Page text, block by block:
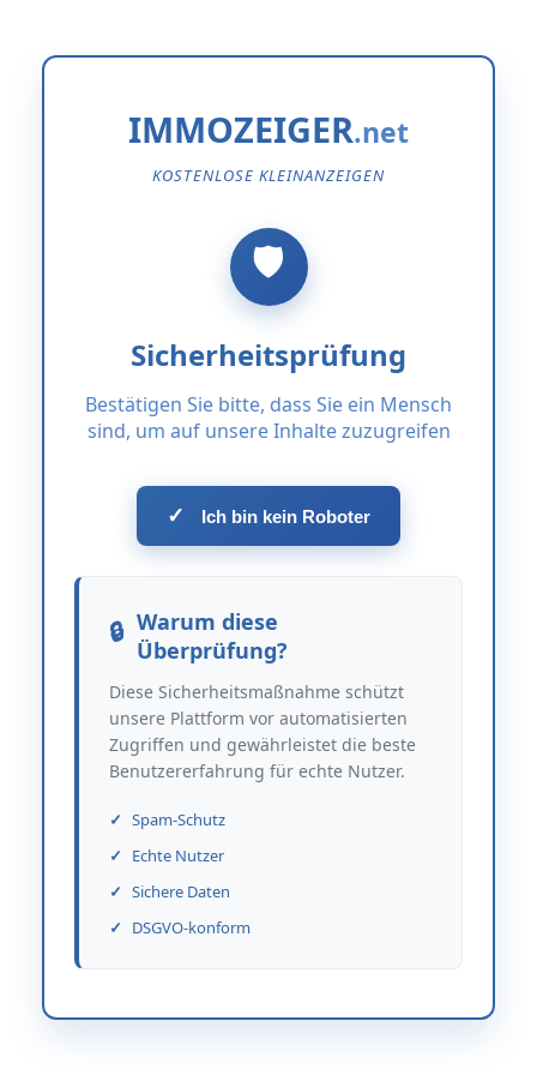
IMMOZEIGER
KOSTENLOSE KLEINANZEIGEN
Sicherheitsprüfung
Bestätigen Sie bitte, dass Sie ein Mensch
sind, um auf unsere Inhalte zuzugreifen
✓ Ich bin kein Roboter
Warum diese
Überprüfung?
Diese Sicherheitsmaßnahme schützt
unsere Plattform vor automatisierten
Zugriffen und gewährleistet die beste
Benutzererfahrung für echte Nutzer.
Spam-Schutz
Echte Nutzer
Sichere Daten
DSGVO-konform